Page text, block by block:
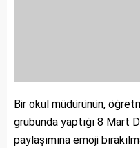
Bir okul müdürünün,
grubunda yaptığı 8 Mart
paylaşımına emoji